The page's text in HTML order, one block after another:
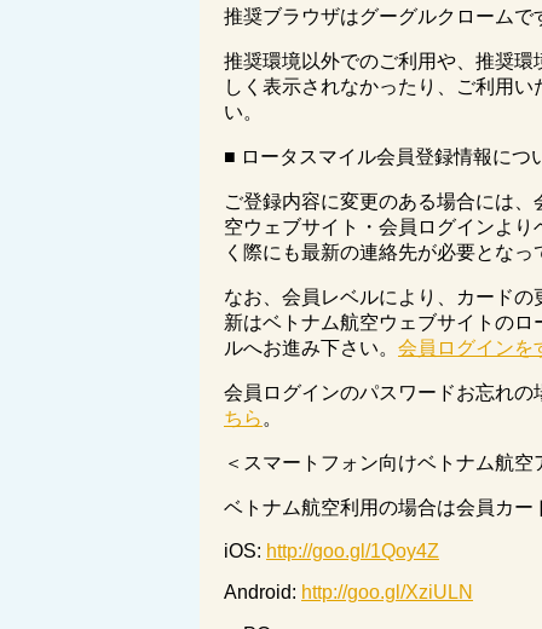
推奨ブラウザはグーグルクロームで
推奨環境以外でのご利用や、推奨
しく表示されなかったり、ご利用
い。
■ ロータスマイル会員登録情報につ
ご登録内容に変更のある場合には
空ウェブサイト・会員ログインよ
く際にも最新の連絡先が必要となっ
なお、会員レベルにより、カード
新はベトナム航空ウェブサイトの
ルへお進み下さい。 会員ログインを
会員ログインのパスワードお忘れ
ちら 。
＜スマートフォン向けベトナム航空
ベトナム航空利用の場合は会員カ
iOS: http://goo.gl/1Qoy4Z
Android: http://goo.gl/XziULN